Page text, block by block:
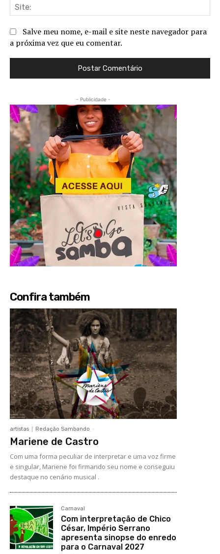
Salve meu nome, e-mail e site neste navegador para
a próxima vez que eu comentar.
- Publicidade -
Confira também
artistas Redação Sambando -
Mariene de Castro
Com uma forma peculiar de interpretar e uma voz firme
e singular, Mariene foi firmando seu nome e conseguiu
destaque no cenário musical .
Carnaval
Com interpretação de Chico
César, Império Serrano
apresenta sinopse do enredo
para o Carnaval 2027